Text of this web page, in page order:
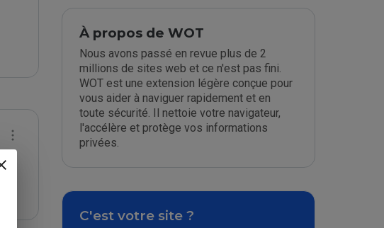
À propos de WOT
Nous avons passé en revue plus de 2
millions de sites web et ce n'est pas fini.
WOT est une extension légère conçue pour
vous aider à naviguer rapidement et en
toute sécurité. Il nettoie votre navigateur,
l'accélère et protège vos informations
privées.
C'est votre site ?